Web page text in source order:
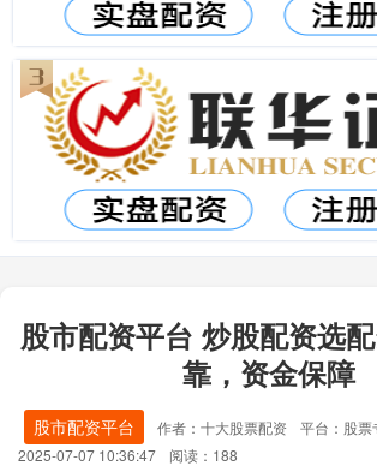
股市配资平台 炒股配资选
靠，资金保障
股市配资平台 作者：十大股票配资 平台：股票
2025-07-07 10:36:47
阅读：188